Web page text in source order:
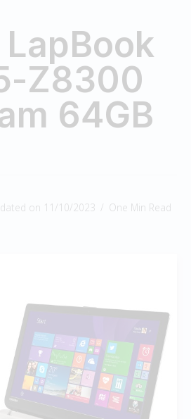
Z8300
64GB
on 11/10/2023
One Min Read